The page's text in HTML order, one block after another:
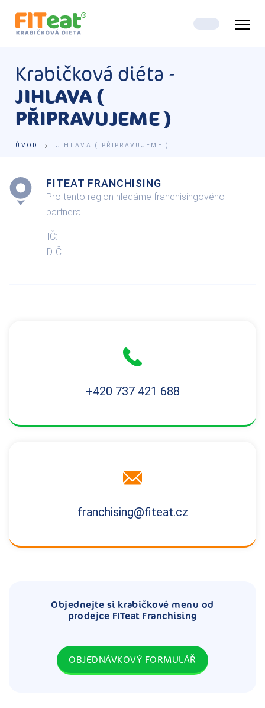
Krabičková diéta -
JIHLAVA (
PŘIPRAVUJEME )
ÚVOD JIHLAVA ( PŘIPRAVUJEME )
FITEAT FRANCHISING
Pro tento region hledáme franchisingového
partnera.
IČ:
DIČ:
+420 737 421 688
franchising@fiteat.cz
Objednejte si krabičkové menu od
prodejce FITeat Franchising
OBJEDNÁVKOVÝ FORMULÁŘ